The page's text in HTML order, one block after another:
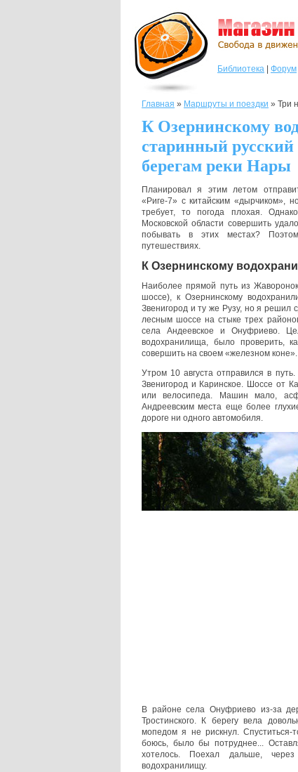
Библиотека Форум
Главная » Маршруты и поездки » Три
К Озернинскому
старинный
берегам реки Нары
Планировал я этим летом
«Риге-7» с китайским «дырчиком»,
требует, то погода плохая.
Московской области совершить
побывать в этих местах?
путешествиях.
К Озернинскому
Наиболее прямой путь из
шоссе), к Озернинскому
Звенигород и ту же Рузу, но я решил
лесным шоссе на стыке трех
села Андеевское и Онуфриево.
водохранилища, было проверить,
совершить на своем «железном коне».
Утром 10 августа отправился в
Звенигород и Каринское. Шоссе от
или велосипеда. Машин мало,
Андреевским места еще более
дороге ни одного автомобиля.
В районе села Онуфриево из-за
Тростинского. К берегу вела
мопедом я не рискнул.
боюсь, было бы потруднее...
хотелось. Поехал дальше,
водохранилищу.